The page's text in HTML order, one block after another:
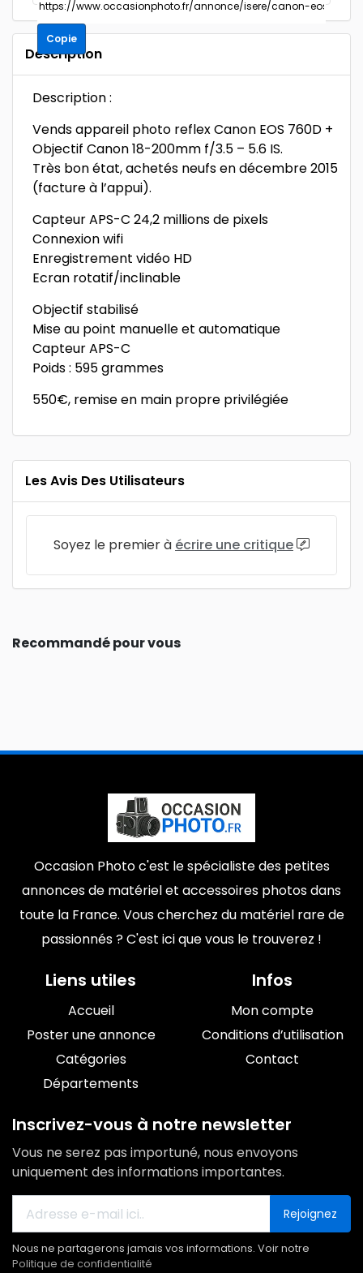
Copie
Description
Description :
Vends appareil photo reflex Canon EOS 760D +
Objectif Canon 18-200mm f/3.5 – 5.6 IS.
Très bon état, achetés neufs en décembre 2015
(facture à l’appui).
Capteur APS-C 24,2 millions de pixels
Connexion wifi
Enregistrement vidéo HD
Ecran rotatif/inclinable
Objectif stabilisé
Mise au point manuelle et automatique
Capteur APS-C
Poids : 595 grammes
550€, remise en main propre privilégiée
Les Avis Des Utilisateurs
Soyez le premier à écrire une critique
Recommandé pour vous
Occasion Photo c'est le spécialiste des petites
annonces de matériel et accessoires photos dans
toute la France. Vous cherchez du matériel rare de
passionnés ? C'est ici que vous le trouverez !
Liens utiles
Accueil
Poster une annonce
Catégories
Départements
Infos
Mon compte
Conditions d’utilisation
Contact
Inscrivez-vous à notre newsletter
Vous ne serez pas importuné, nous envoyons
uniquement des informations importantes.
Rejoignez
Nous ne partagerons jamais vos informations. Voir notre
Politique de confidentialité